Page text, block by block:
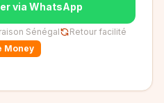
via WhatsApp
Sénégal
Retour facilité
Money